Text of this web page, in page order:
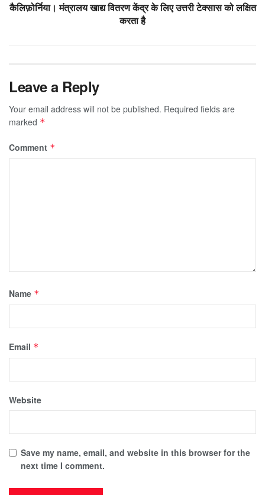
कैलिफ़ोर्निया। मंत्रालय खाद्य वितरण केंद्र के लिए उत्तरी टेक्सास को लक्षित
करता है
Leave a Reply
Your email address will not be published. Required fields are
marked *
Comment *
Name *
Email *
Website
Save my name, email, and website in this browser for the
next time I comment.